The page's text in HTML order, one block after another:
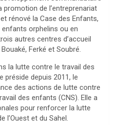
promotion de l’entreprenariat
rénové la Case des Enfants,
enfants orphelins ou en
autres centres d’accueil
Ferké et Soubré.
la lutte contre le travail des
préside depuis 2011, le
des actions de lutte contre
des enfants (CNS). Elle a
pour renforcer la lutte
l’Ouest et du Sahel.